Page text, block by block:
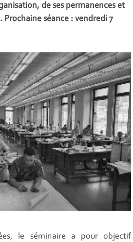
de ses permanences et
Prochaine séance : vendredi 7
le séminaire a pour objectif